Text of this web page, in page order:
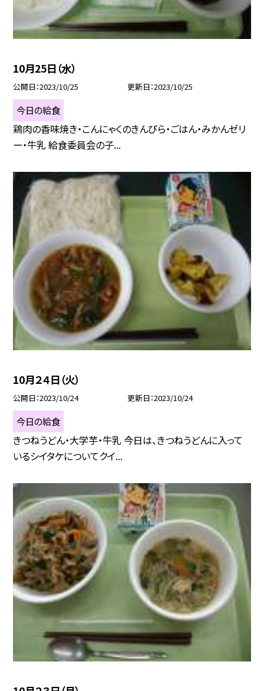
10月25日（水）
公開日 2023/10/25 更新日 2023/10/25
今日の給食
鶏肉の香味焼き・こんにゃくのきんぴら・ごはん・みかんゼリ
ー・牛乳 給食委員会の子...
10月２４日（火）
公開日 2023/10/24 更新日 2023/10/24
今日の給食
きつねうどん・大学芋・牛乳 今日は、きつねうどんに入って
いるシイタケについてクイ...